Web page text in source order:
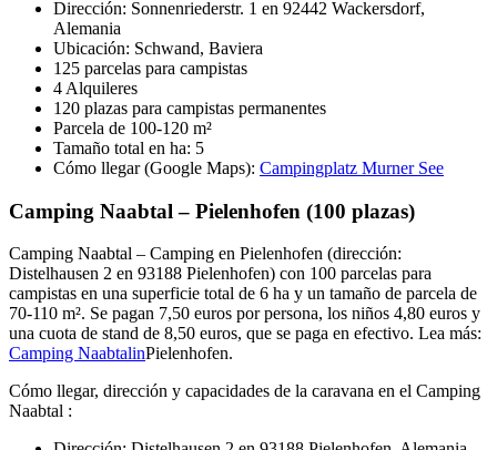
Dirección: Sonnenriederstr. 1 en 92442 Wackersdorf,
Alemania
Ubicación: Schwand, Baviera
125 parcelas para campistas
4 Alquileres
120 plazas para campistas permanentes
Parcela de 100-120 m²
Tamaño total en ha: 5
Cómo llegar (Google Maps): Campingplatz Murner See
Camping Naabtal – Pielenhofen (100 plazas)
Camping Naabtal – Camping en Pielenhofen (dirección:
Distelhausen 2 en 93188 Pielenhofen) con 100 parcelas para
campistas en una superficie total de 6 ha y un tamaño de parcela de
70-110 m². Se pagan 7,50 euros por persona, los niños 4,80 euros y
una cuota de stand de 8,50 euros, que se paga en efectivo. Lea más:
Camping NaabtalinPielenhofen.
Cómo llegar, dirección y capacidades de la caravana en el Camping
Naabtal :